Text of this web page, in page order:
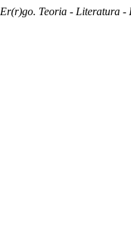
Er(r)go. Teoria - Literatura -